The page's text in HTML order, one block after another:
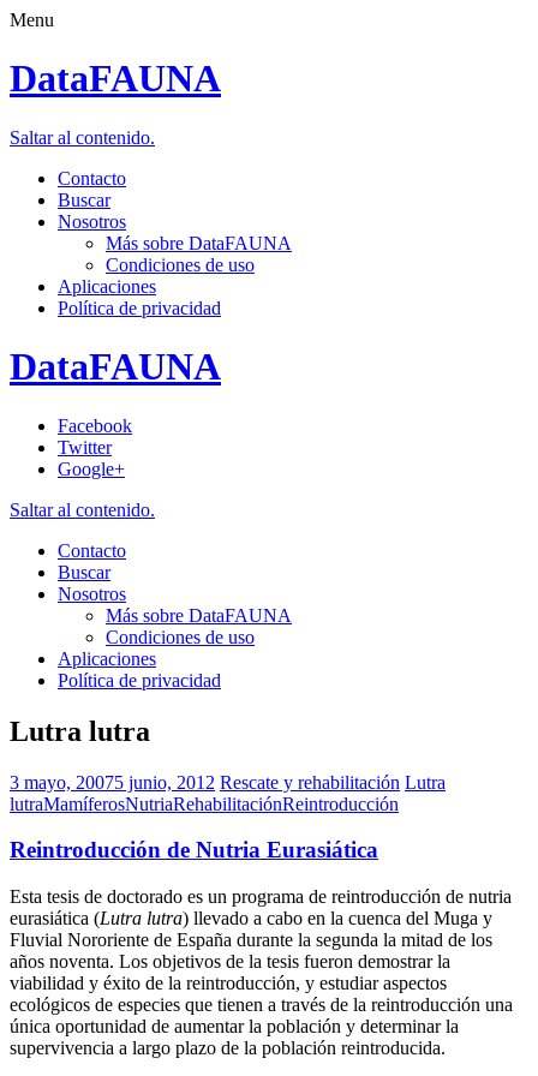
Menu
DataFAUNA
Saltar al contenido.
Contacto
Buscar
Nosotros
Más sobre DataFAUNA
Condiciones de uso
Aplicaciones
Política de privacidad
DataFAUNA
Facebook
Twitter
Google+
Saltar al contenido.
Contacto
Buscar
Nosotros
Más sobre DataFAUNA
Condiciones de uso
Aplicaciones
Política de privacidad
Lutra lutra
3 mayo, 20075 junio, 2012 Rescate y rehabilitación Lutra
lutraMamíferosNutriaRehabilitaciónReintroducción
Reintroducción de Nutria Eurasiática
Esta tesis de doctorado es un programa de reintroducción de nutria
eurasiática (Lutra lutra) llevado a cabo en la cuenca del Muga y
Fluvial Nororiente de España durante la segunda la mitad de los
años noventa. Los objetivos de la tesis fueron demostrar la
viabilidad y éxito de la reintroducción, y estudiar aspectos
ecológicos de especies que tienen a través de la reintroducción una
única oportunidad de aumentar la población y determinar la
supervivencia a largo plazo de la población reintroducida.